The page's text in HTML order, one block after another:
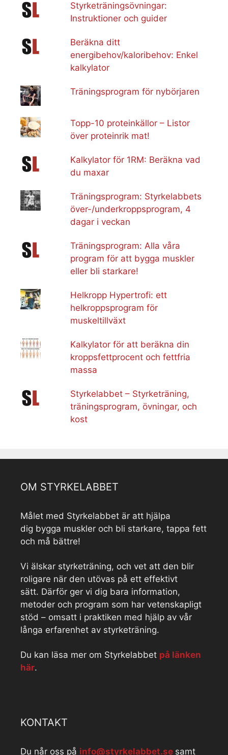
Styrketräningsövningar:
Instruktioner och guider
Beräkna ditt
energibehov/kaloribehov: Enkel
kalkylator
Träningsprogram för nybörjaren
Topp-10 proteinkällor – Listor
över proteinrik mat!
Kalkylator för 1RM: Beräkna vad
du maxar
Träningsprogram: Styrkelabbets
över-/underkroppsprogram, 4
dagar i veckan
Träningsprogram: Alla våra
program för att bygga muskler
eller bli starkare!
Helkropp Hypertrofi: ett
helkroppsprogram för
muskeltillväxt
Kalkylator för att beräkna din
kroppsfettprocent och fettfria
massa
Styrkelabbet – Styrketräning,
träningsprogram, övningar, och
kost
OM STYRKELABBET
Målet med Styrkelabbet är att hjälpa
dig bygga muskler och bli starkare, tappa fett
och må bättre!
Vi älskar styrketräning, och vet att den blir
roligare när den utövas på ett effektivt
sätt. Därför ger vi dig bara information,
metoder och program som har vetenskapligt
stöd – omsatt i praktiken med hjälp av vår
långa erfarenhet av styrketräning.
Du kan läsa mer om Styrkelabbet på länken
här.
KONTAKT
Du når oss på info@styrkelabbet.se samt